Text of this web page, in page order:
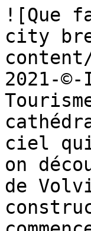
![Que
city
2021-
ciel
on
de